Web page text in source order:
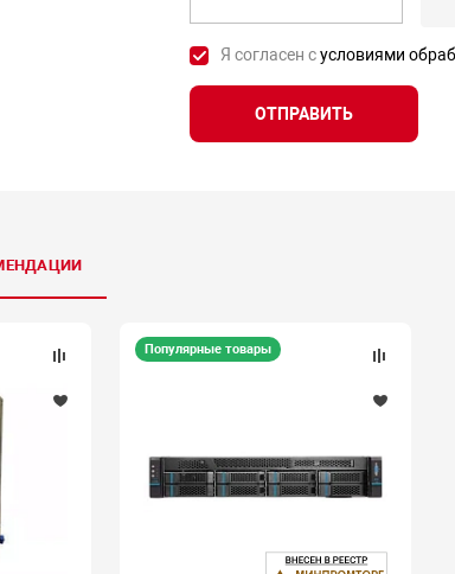
Я согласен сусловиями
ОТПРАВИТЬ
Популярные товары